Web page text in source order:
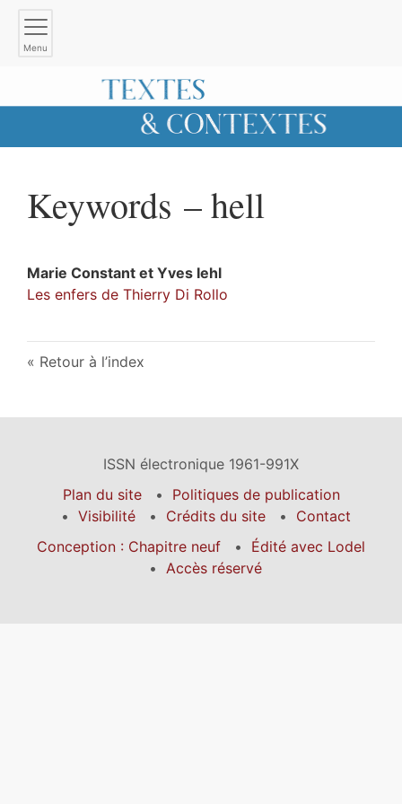
Menu
Keywords – hell
Marie Constant et Yves Iehl
Les enfers de Thierry Di Rollo
Retour à l’index
ISSN électronique 1961-991X
Plan du site
Politiques de publication
Visibilité
Crédits du site
Contact
Conception : Chapitre neuf
Édité avec Lodel
Accès réservé